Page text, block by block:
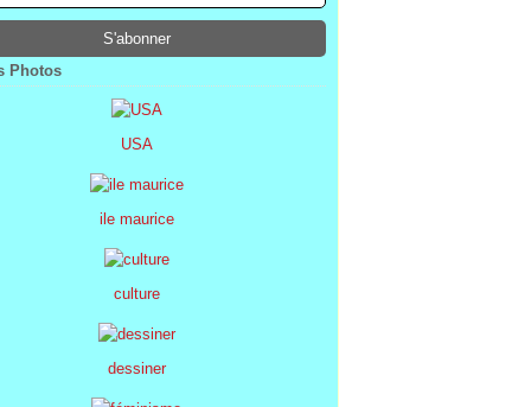
(68)
(7)
(2)
Photos
USA
ile maurice
culture
dessiner